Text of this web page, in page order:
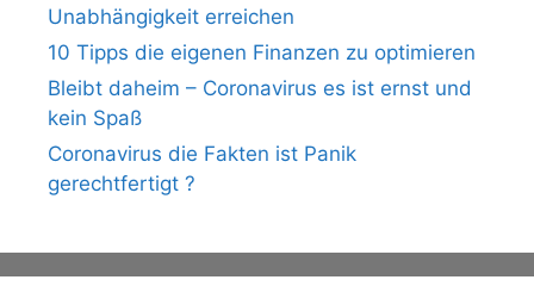
Unabhängigkeit erreichen
10 Tipps die eigenen Finanzen zu optimieren
Bleibt daheim – Coronavirus es ist ernst und
kein Spaß
Coronavirus die Fakten ist Panik
gerechtfertigt ?